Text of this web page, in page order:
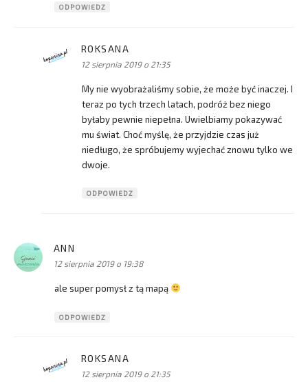
ODPOWIEDZ
ROKSANA
12 sierpnia 2019 o 21:35
My nie wyobrażaliśmy sobie, że może być inaczej. I
teraz po tych trzech latach, podróż bez niego
byłaby pewnie niepełna. Uwielbiamy pokazywać
mu świat. Choć myślę, że przyjdzie czas już
niedługo, że spróbujemy wyjechać znowu tylko we
dwoje.
ODPOWIEDZ
ANN
12 sierpnia 2019 o 19:38
ale super pomysł z tą mapą
ODPOWIEDZ
ROKSANA
12 sierpnia 2019 o 21:35